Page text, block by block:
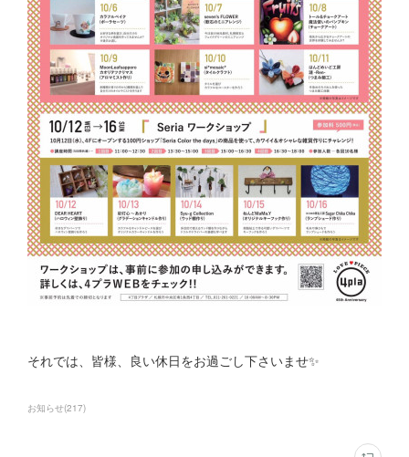
それでは、皆様、良い休日をお過ごし下さいませ✨
お知らせ(217)